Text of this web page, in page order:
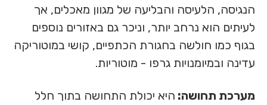
הנגיסה, הלעיסה והבליעה של מגוון מאכלים, אך
לעיתים הוא נרחב יותר, וניכר גם באזורים נוספים
בגוף כמו חולשה בחגורת הכתפיים, קושי במוטוריקה
עדינה ובמיומנויות גרפו - מוטוריות.
מערכת תחושה: היא יכולת התחושה בתוך חלל